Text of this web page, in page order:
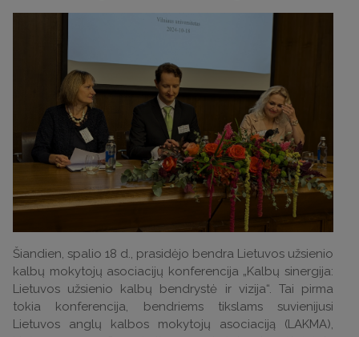
Šiandien, spalio 18 d., prasidėjo bendra Lietuvos užsienio
kalbų mokytojų asociacijų konferencija „Kalbų sinergija:
Lietuvos užsienio kalbų bendrystė ir vizija“. Tai pirma
tokia konferencija, bendriems tikslams suvienijusi
Lietuvos anglų kalbos mokytojų asociaciją (LAKMA),